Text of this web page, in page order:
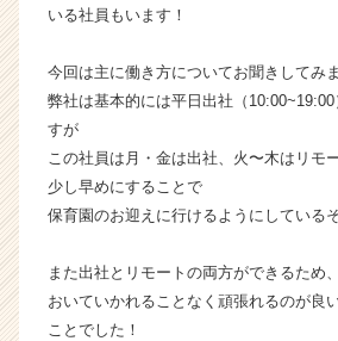
届
く
就
サ
イ
ト
ア
ャ
いる社員もいます！
今回は主に働き方についてお聞きしてみ
弊社は基本的には平日出社（
すが
この社員は月・金は出社、火〜木はリモ
少し早めにすることで
保育園のお迎えに行けるようにしている
また出社とリモートの両方ができるため
おいていかれることなく頑張れるのが良
ことでした！